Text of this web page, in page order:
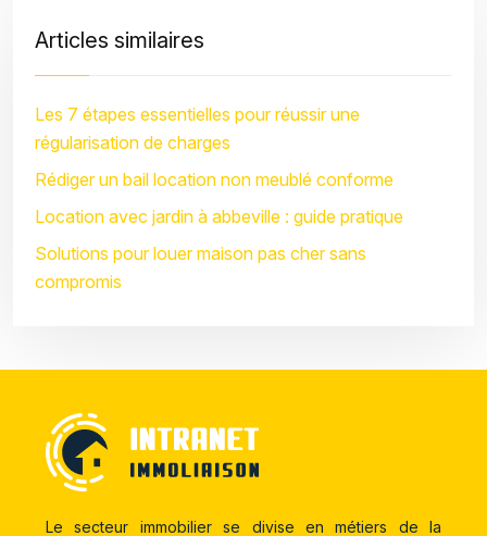
Articles similaires
Les 7 étapes essentielles pour réussir une
régularisation de charges
Rédiger un bail location non meublé conforme
Location avec jardin à abbeville : guide pratique
Solutions pour louer maison pas cher sans
compromis
Le secteur immobilier se divise en métiers de la